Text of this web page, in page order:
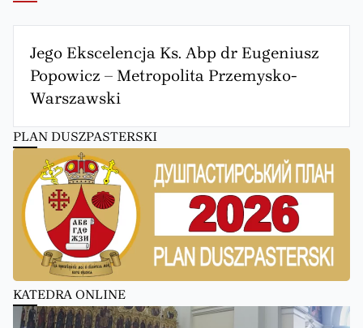
Jego Ekscelencja Ks. Abp dr Eugeniusz
Popowicz – Metropolita Przemysko-
Warszawski
PLAN DUSZPASTERSKI
KATEDRA ONLINE